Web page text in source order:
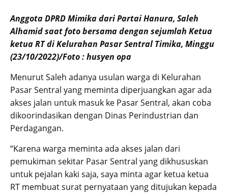
Anggota DPRD Mimika dari Partai Hanura, Saleh
Alhamid saat foto bersama dengan sejumlah Ketua
ketua RT di Kelurahan Pasar Sentral Timika, Minggu
(23/10/2022)/Foto : husyen opa
Menurut Saleh adanya usulan warga di Kelurahan
Pasar Sentral yang meminta diperjuangkan agar ada
akses jalan untuk masuk ke Pasar Sentral, akan coba
dikoorindasikan dengan Dinas Perindustrian dan
Perdagangan.
“Karena warga meminta ada akses jalan dari
pemukiman sekitar Pasar Sentral yang dikhususkan
untuk pejalan kaki saja, saya minta agar ketua ketua
RT membuat surat pernyataan yang ditujukan kepada